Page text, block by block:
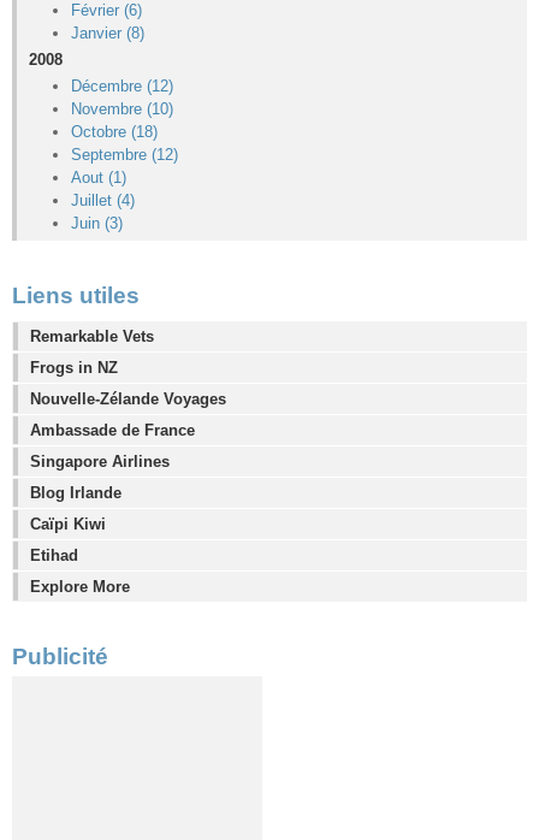
Février (6)
Janvier (8)
2008
Décembre (12)
Novembre (10)
Octobre (18)
Septembre (12)
Aout (1)
Juillet (4)
Juin (3)
Liens utiles
Remarkable Vets
Frogs in NZ
Nouvelle-Zélande Voyages
Ambassade de France
Singapore Airlines
Blog Irlande
Caïpi Kiwi
Etihad
Explore More
Publicité